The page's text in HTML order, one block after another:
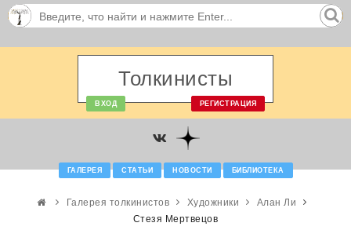
Толкинисты
ВХОД РЕГИСТРАЦИЯ
ГАЛЕРЕЯ СТАТЬИ НОВОСТИ БИБЛИОТЕКА
Галерея толкинистов Художники
Алан Ли
Стезя Мертвецов